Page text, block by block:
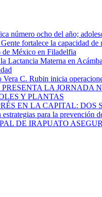
número ocho del año;
fortalece la capacidad de
México en Filadelfia
Lactancia Materna en
C. Rubin inicia
LA JORNADA
Y PLANTAS
EN LA CAPITAL:
para la prevención
DE IRAPUATO